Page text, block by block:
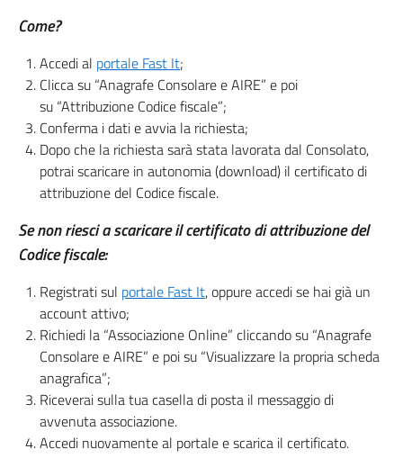
Come?
Accedi al portale Fast It;
Clicca su “Anagrafe Consolare e AIRE” e poi
su “Attribuzione Codice fiscale”;
Conferma i dati e avvia la richiesta;
Dopo che la richiesta sarà stata lavorata dal Consolato,
potrai scaricare in autonomia (download) il certificato di
attribuzione del Codice fiscale.
Se non riesci a scaricare il certificato di attribuzione del
Codice fiscale:
Registrati sul portale Fast It, oppure accedi se hai già un
account attivo;
Richiedi la “Associazione Online” cliccando su “Anagrafe
Consolare e AIRE” e poi su “Visualizzare la propria scheda
anagrafica”;
Riceverai sulla tua casella di posta il messaggio di
avvenuta associazione.
Accedi nuovamente al portale e scarica il certificato.